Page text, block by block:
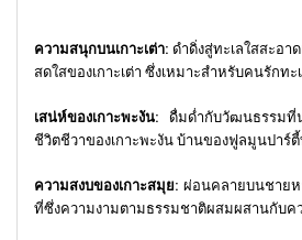
ความสนุกบนเกาะเต่า: ดำดิ่งสู่ทะเลใสสะอา
สดใสของเกาะเต่า ซึ่งเหมาะสำหรับคนรักทะ
เสน่ห์ของเกาะพะงัน: ดื่มด่ำกับวัฒนธรรมที่
ชีวิตชีวาของเกาะพะงัน บ้านของฟูลมูนปาร์
ความสงบของเกาะสมุย: ผ่อนคลายบนชายห
ที่ซึ่งความงามตามธรรมชาติผสมผสานกับค